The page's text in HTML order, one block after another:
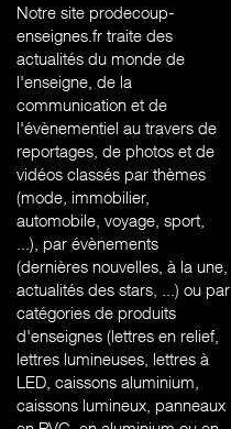
Notre site prodecoup-
enseignes.fr traite des
actualités du monde de
l'enseigne, de la
communication et de
l'évènementiel au travers de
reportages, de photos et de
vidéos classés par thèmes
(mode, immobilier,
automobile, voyage, sport,
...), par évènements
(dernières nouvelles, à la une,
actualités des stars, ...) ou par
catégories de produits
d'enseignes (lettres en relief,
lettres lumineuses, lettres à
LED, caissons aluminium,
caissons lumineux, panneaux